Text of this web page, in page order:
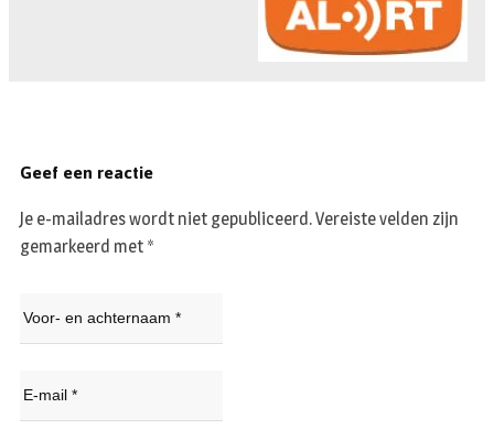
Geef een reactie
Je e-mailadres wordt niet gepubliceerd.Vereiste velden zijn
gemarkeerd met *